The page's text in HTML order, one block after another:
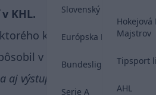
Slovenský futbal
Európska Liga
Bundesliga
Serie A
Hokejová
Majstrov
Tipsport
AHL
KHL.
klub predstavil. Prvým
v Slovane.
aj výstupnú klauzulu, ktorá